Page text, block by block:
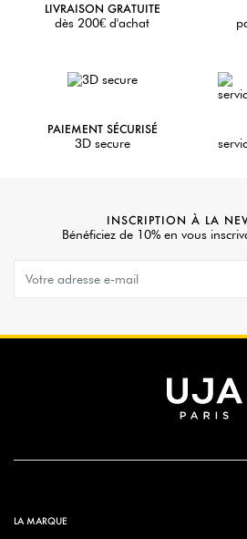
LIVRAISON GRATUITE
dès 200€ d'achat
PAIEMENT SÉCURISÉ
3D secure
INSCRIPTION À LA
Bénéficiez de 10% en vous
LA MARQUE